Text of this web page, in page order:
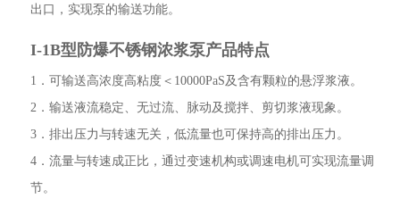
出口，实现泵的输送功能。
I-1B型防爆不锈钢浓浆泵产品特点
1．可输送高浓度高粘度＜10000PaS及含有颗粒的悬浮浆液。
2．输送液流稳定、无过流、脉动及搅拌、剪切浆液现象。
3．排出压力与转速无关，低流量也可保持高的排出压力。
4．流量与转速成正比，通过变速机构或调速电机可实现流量调
节。